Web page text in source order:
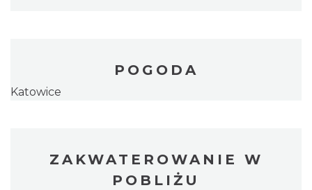
POGODA
Katowice
ZAKWATEROWANIE W
POBLIŻU